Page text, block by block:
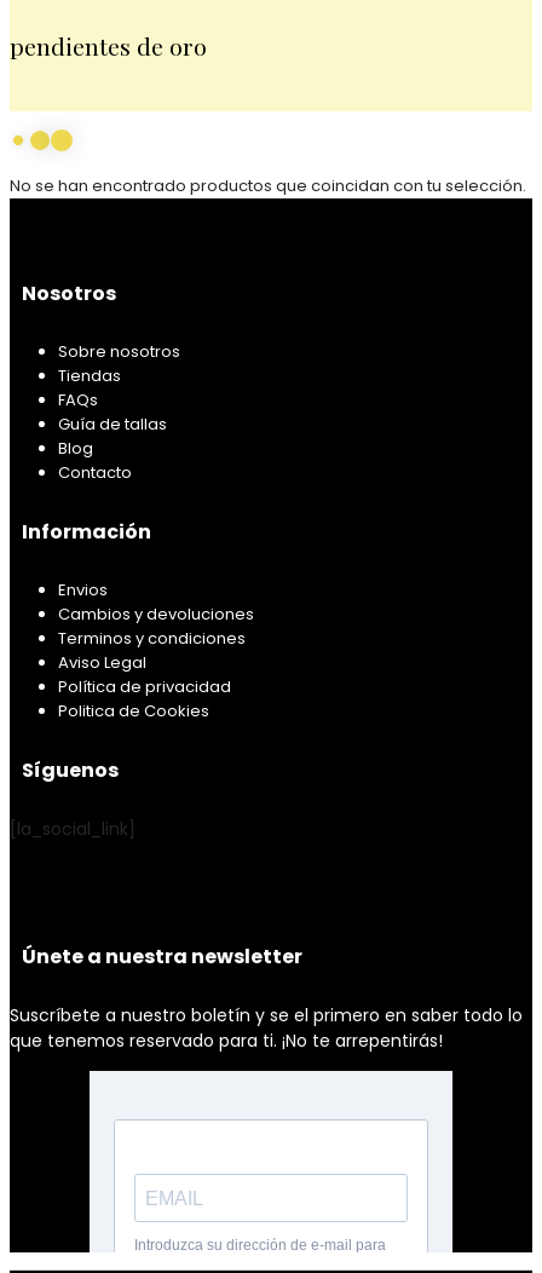
pendientes de oro
No se han encontrado productos que coincidan con tu selección.
Nosotros
Sobre nosotros
Tiendas
FAQs
Guía de tallas
Blog
Contacto
Información
Envios
Cambios y devoluciones
Terminos y condiciones
Aviso Legal
Política de privacidad
Politica de Cookies
Síguenos
[la_social_link]
Únete a nuestra newsletter
Suscríbete a nuestro boletín y se el primero en saber todo lo
que tenemos reservado para ti. ¡No te arrepentirás!